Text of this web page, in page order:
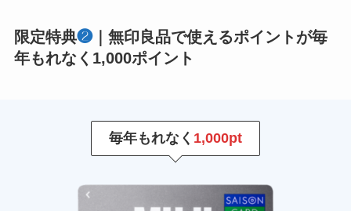
限定特典❷｜無印良品で使えるポイントが毎
年もれなく1,000ポイント
毎年もれなく 1,000pt